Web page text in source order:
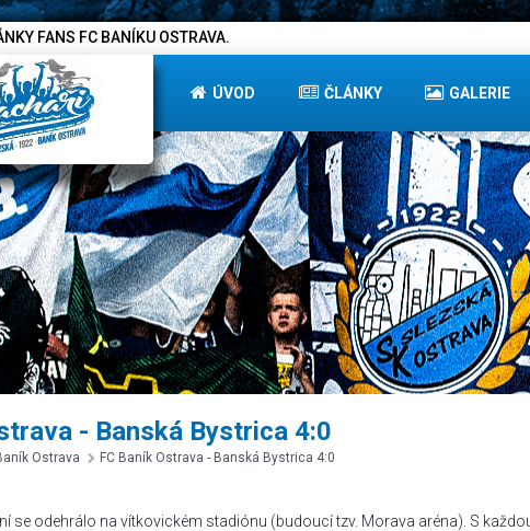
FANS FC BANÍKU OSTRAVA.
ÚVOD ČLÁNKY GALERIE
- Banská Bystrica 4:0
Ostrava FC Baník Ostrava - Banská Bystrica 4:0
se odehrálo na vítkovickém stadiónu (budoucí tzv. Morava aréna). S